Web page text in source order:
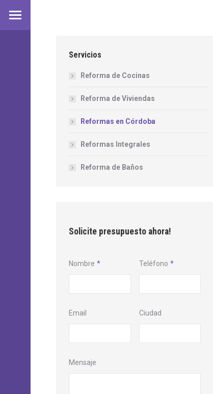
Servicios
Reforma de Cocinas
Reforma de Viviendas
Reformas en Córdoba
Reformas Integrales
Reforma de Baños
Solicite presupuesto ahora!
Nombre * Teléfono *
Email Ciudad
Mensaje